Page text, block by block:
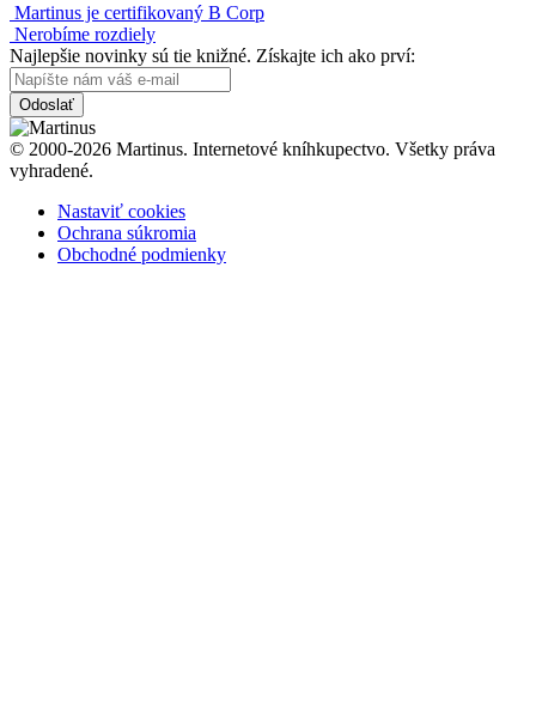
Martinus je certifikovaný B Corp
Nerobíme rozdiely
Najlepšie novinky sú tie knižné. Získajte ich ako prví:
Odoslať
© 2000-2026 Martinus. Internetové kníhkupectvo. Všetky práva
vyhradené.
Nastaviť cookies
Ochrana súkromia
Obchodné podmienky